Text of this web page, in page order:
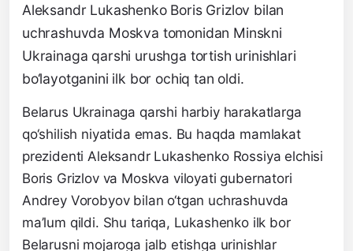
Aleksandr Lukashenko Boris Grizlov bilan
uchrashuvda Moskva tomonidan Minskni
Ukrainaga qarshi urushga tortish urinishlari
bo‘layotganini ilk bor ochiq tan oldi.
Belarus Ukrainaga qarshi harbiy harakatlarga
qo‘shilish niyatida emas. Bu haqda mamlakat
prezidenti Aleksandr Lukashenko Rossiya elchisi
Boris Grizlov va Moskva viloyati gubernatori
Andrey Vorobyov bilan o‘tgan uchrashuvda
ma’lum qildi. Shu tariqa, Lukashenko ilk bor
Belarusni mojaroga jalb etishga urinishlar